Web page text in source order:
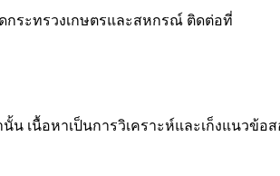
กระทรวงเกษตรและสหกรณ์ ติดต่อที่
เนื้อหาเป็นการวิเคราะห์และเก็งแนวข้อ